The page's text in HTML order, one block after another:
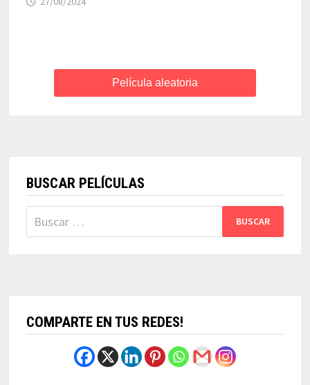
Película aleatoria
BUSCAR PELÍCULAS
Buscar:
COMPARTE EN TUS REDES!